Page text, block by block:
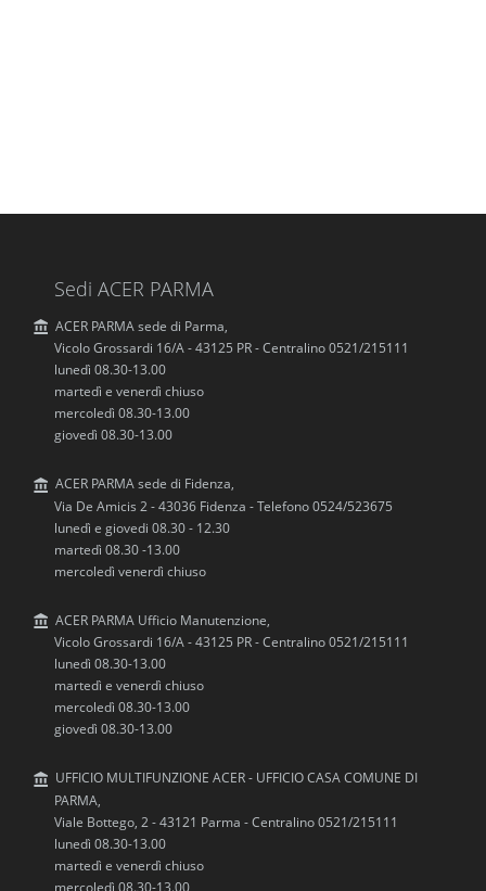
Sedi ACER PARMA
ACER PARMA sede di Parma,
Vicolo Grossardi 16/A - 43125 PR - Centralino 0521/215111
lunedì 08.30-13.00
martedì e venerdì chiuso
mercoledì 08.30-13.00
giovedì 08.30-13.00
ACER PARMA sede di Fidenza,
Via De Amicis 2 - 43036 Fidenza - Telefono 0524/523675
lunedì e giovedi 08.30 - 12.30
martedì 08.30 -13.00
mercoledì venerdì chiuso
ACER PARMA Ufficio Manutenzione,
Vicolo Grossardi 16/A - 43125 PR - Centralino 0521/215111
lunedì 08.30-13.00
martedì e venerdì chiuso
mercoledì 08.30-13.00
giovedì 08.30-13.00
UFFICIO MULTIFUNZIONE ACER - UFFICIO CASA COMUNE DI
PARMA,
Viale Bottego, 2 - 43121 Parma - Centralino 0521/215111
lunedì 08.30-13.00
martedì e venerdì chiuso
mercoledì 08.30-13.00